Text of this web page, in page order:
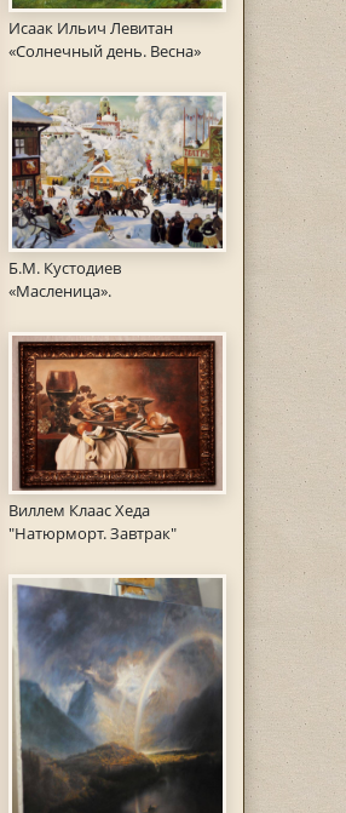
Исаак Ильич Левитан
«Солнечный день. Весна»
Б.М. Кустодиев
«Масленица».
Виллем Клаас Хеда
"Натюрморт. Завтрак"